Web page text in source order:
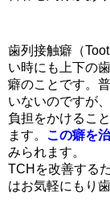
歯列接触癖（
い時にも上下の
癖のことです。
いないのですが
負担をかけるこ
ます。 この癖を
みられます。
TCHを改善する
はお気軽にもり